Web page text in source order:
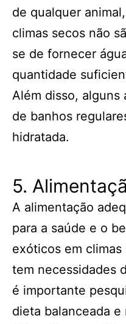
de qualquer
climas secos não
se de fornecer
quantidade
Além disso, alguns
de banhos
hidratada.
5.
A alimentação
para a saúde e o
exóticos em
tem necessidades
é importante
dieta balanceada